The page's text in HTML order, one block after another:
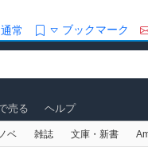
通常 ブックマーク